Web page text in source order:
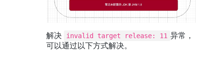
解决 invalid target release: 11 异常，
可以通过以下方式解决。